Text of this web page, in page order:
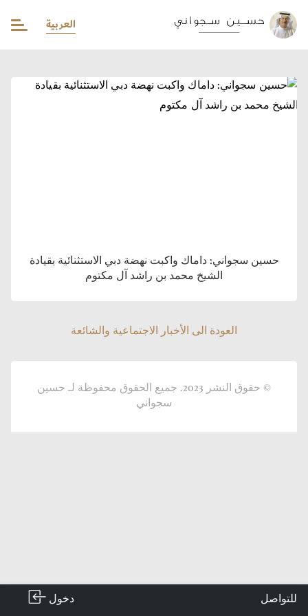
العربية
حسين سجواني: داماك واكبت نهضة دبي الاستثنائية بقيادة
الشيخ محمد بن راشد آل مكتوم
العودة الى الأخبار الاجتماعية والشائعة
© حقوق النشر 2023. جميع الحقوق محفوظة لـ حسين
سجواني
للتواصل دخول